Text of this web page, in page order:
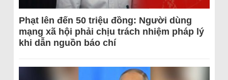
Phạt lên đến 50 triệu đồng: Người dùng
mạng xã hội phải chịu trách nhiệm pháp lý
khi dẫn nguồn báo chí